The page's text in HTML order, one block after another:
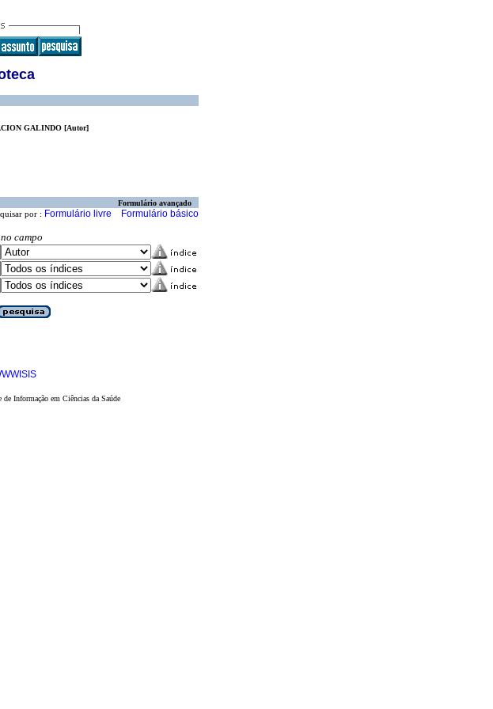
GALINDO [Autor]
Formulário avançado
por : Formulário livre Formulário básico
no campo
Informação em Ciências da Saúde